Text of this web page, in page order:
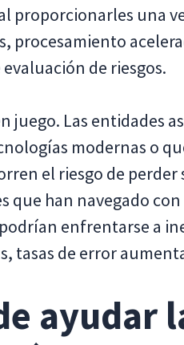
proporcionarles una
procesamiento
de riesgos.
juego. Las entidades
modernas o
el riesgo de
que han navegado
enfrentarse a
tasas de error
ayudar